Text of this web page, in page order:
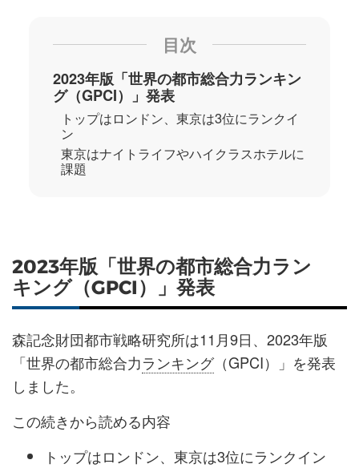
目次
2023年版「世界の都市総合力ランキン
グ（GPCI）」発表
トップはロンドン、東京は3位にランクイ
ン
東京はナイトライフやハイクラスホテルに
課題
2023年版「世界の都市総合力ラン
キング（GPCI）」発表
森記念財団都市戦略研究所は11月9日、2023年版
「世界の都市総合力ランキング（GPCI）」を発表
しました。
この続きから読める内容
トップはロンドン、東京は3位にランクイン